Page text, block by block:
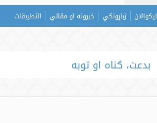
لیکوالان ژباړونکي خبرونه او مقالې التطبيقات
بدعت، ګناه او توبه